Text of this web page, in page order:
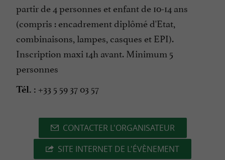
partir de 4 personnes et enfant de 10-14 ans
(compris : encadrement diplômé d'Etat,
combinaisons, lampes, casques et EPI).
Inscription maxi 14h avant. Minimum 5
personnes
Tél. : +33 5 59 37 03 57
CONTACTER L'ORGANISATEUR
SITE INTERNET DE L'ÉVÈNEMENT